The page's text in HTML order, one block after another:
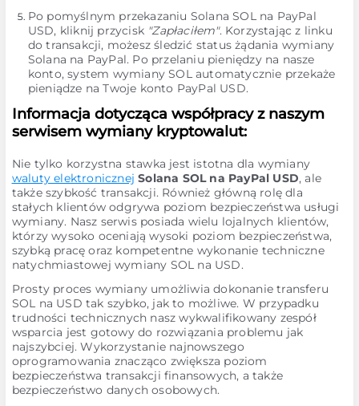
Po pomyślnym przekazaniu Solana SOL na PayPal
USD, kliknij przycisk "Zapłaciłem". Korzystając z linku
do transakcji, możesz śledzić status żądania wymiany
Solana na PayPal. Po przelaniu pieniędzy na nasze
konto, system wymiany SOL automatycznie przekaże
pieniądze na Twoje konto PayPal USD.
Informacja dotycząca współpracy z naszym
serwisem wymiany kryptowalut:
Nie tylko korzystna stawka jest istotna dla wymiany
waluty elektronicznej Solana SOL na PayPal USD, ale
także szybkość transakcji. Również główną rolę dla
stałych klientów odgrywa poziom bezpieczeństwa usługi
wymiany. Nasz serwis posiada wielu lojalnych klientów,
którzy wysoko oceniają wysoki poziom bezpieczeństwa,
szybką pracę oraz kompetentne wykonanie techniczne
natychmiastowej wymiany SOL na USD.
Prosty proces wymiany umożliwia dokonanie transferu
SOL na USD tak szybko, jak to możliwe. W przypadku
trudności technicznych nasz wykwalifikowany zespół
wsparcia jest gotowy do rozwiązania problemu jak
najszybciej. Wykorzystanie najnowszego
oprogramowania znacząco zwiększa poziom
bezpieczeństwa transakcji finansowych, a także
bezpieczeństwo danych osobowych.